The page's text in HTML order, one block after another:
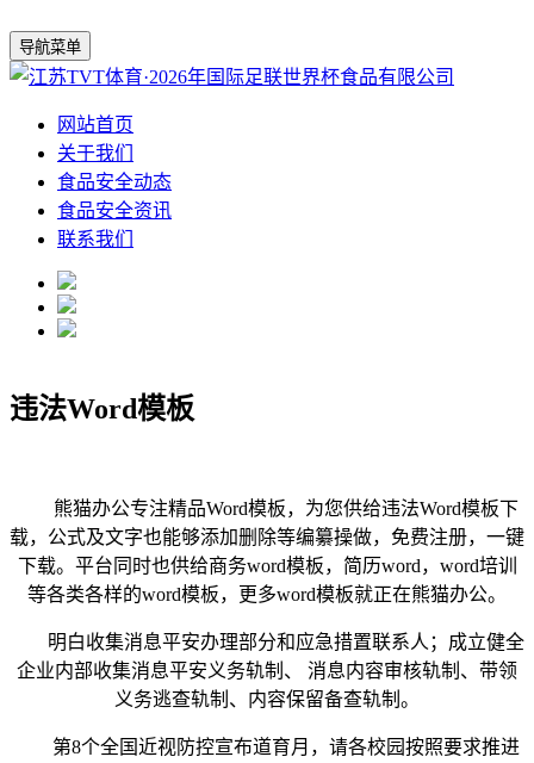
导航菜单
网站首页
关于我们
食品安全动态
食品安全资讯
联系我们
违法Word模板
熊猫办公专注精品Word模板，为您供给违法Word模板下
载，公式及文字也能够添加删除等编纂操做，免费注册，一键
下载。平台同时也供给商务word模板，简历word，word培训
等各类各样的word模板，更多word模板就正在熊猫办公。
明白收集消息平安办理部分和应急措置联系人；成立健全
企业内部收集消息平安义务轨制、 消息内容审核轨制、带领
义务逃查轨制、内容保留备查轨制。
第8个全国近视防控宣布道育月，请各校园按照要求推进